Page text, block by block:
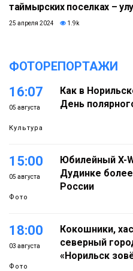
таймырских поселках –
25 апреля 2024 1.9k
ФОТОРЕПОРТАЖИ
16:07
05 августа
Культура
Как в
День
15:00
05 августа
Фото
Юбилейный X-
Дудинке
России
18:00
03 августа
Фото
Кокошники,
северный
«Норильск